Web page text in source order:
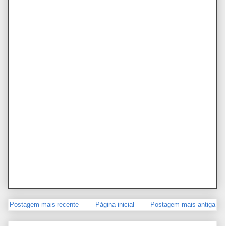
Postagem mais recente Postagem mais antiga
Página inicial